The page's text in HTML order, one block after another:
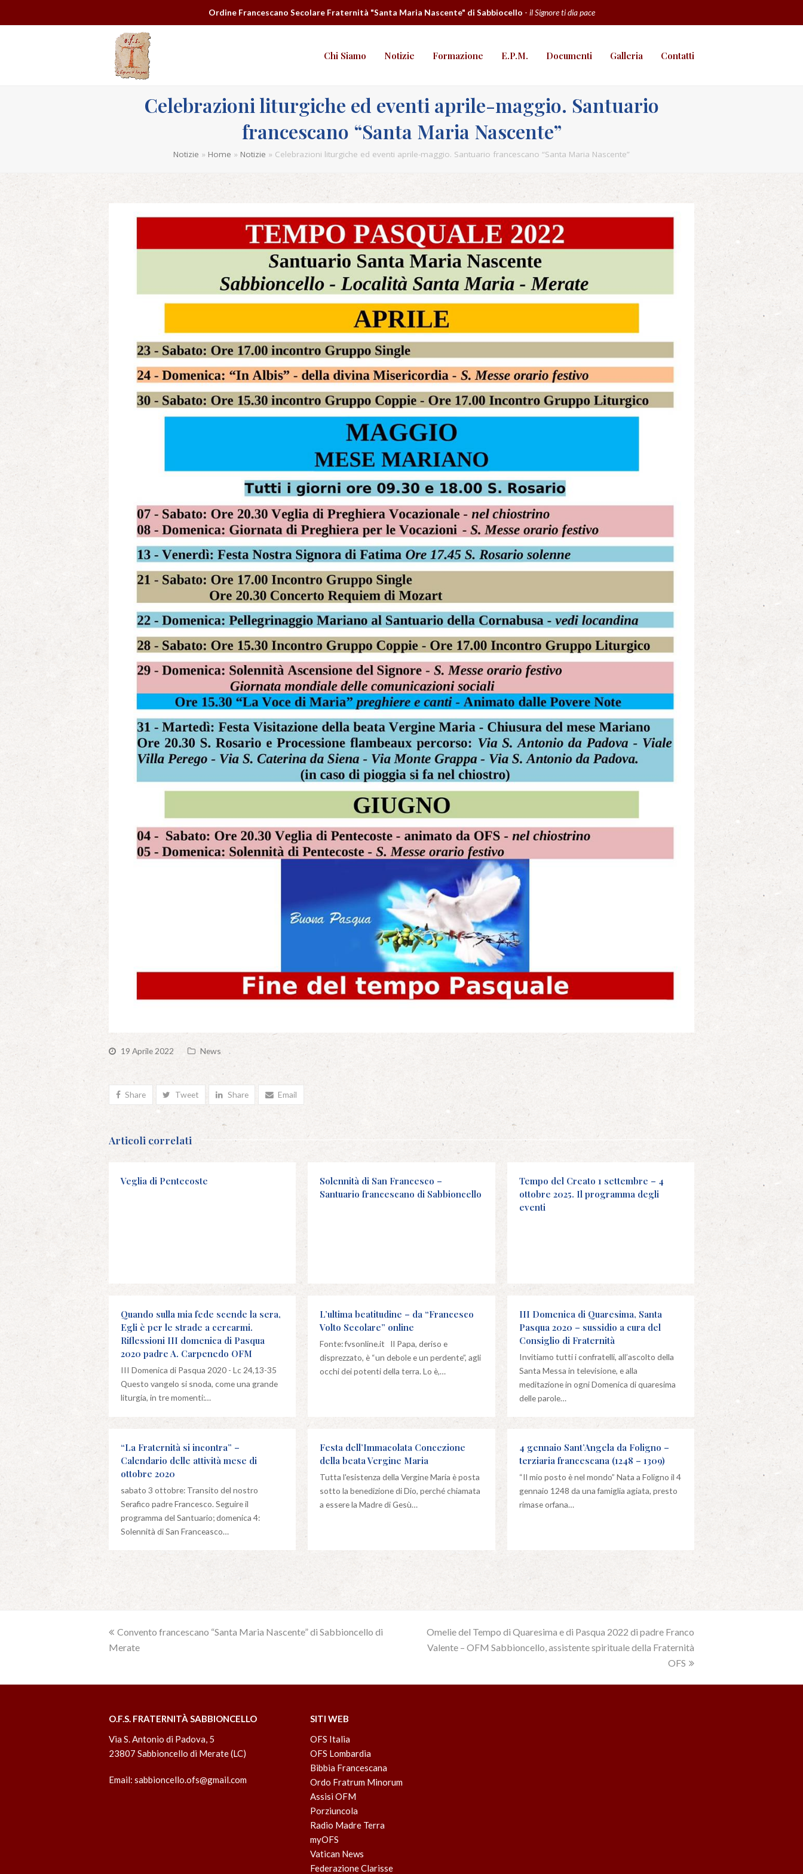
Ordine Francescano Secolare Fraternità "Santa Maria Nascente" di Sabbiocello - il Signore ti dia pace
Chi Siamo Notizie Formazione E.P.M. Documenti Galleria Contatti
Celebrazioni liturgiche ed eventi aprile-maggio. Santuario
francescano “Santa Maria Nascente”
Notizie » Home » Notizie » Celebrazioni liturgiche ed eventi aprile-maggio. Santuario francescano “Santa Maria Nascente”
19 Aprile 2022 News
Share Tweet Share Email
Articoli correlati
Veglia di Pentecoste
Solennità di San Francesco –
Santuario francescano di Sabbioncello
Tempo del Creato 1 settembre – 4
ottobre 2025. Il programma degli
eventi
Quando sulla mia fede scende la sera,
Egli è per le strade a cercarmi.
Riflessioni III domenica di Pasqua
2020 padre A. Carpenedo OFM
III Domenica di Pasqua 2020 - Lc 24,13-35
Questo vangelo si snoda, come una grande
liturgia, in tre momenti:…
L’ultima beatitudine – da “Francesco
Volto Secolare” online
Fonte: fvsonline.it Il Papa, deriso e
disprezzato, è “un debole e un perdente”, agli
occhi dei potenti della terra. Lo è,…
III Domenica di Quaresima, Santa
Pasqua 2020 – sussidio a cura del
Consiglio di Fraternità
Invitiamo tutti i confratelli, all’ascolto della
Santa Messa in televisione, e alla
meditazione in ogni Domenica di quaresima
delle parole…
“La Fraternità si incontra” –
Calendario delle attività mese di
ottobre 2020
sabato 3 ottobre: Transito del nostro
Serafico padre Francesco. Seguire il
programma del Santuario; domenica 4:
Solennità di San Franceasco…
Festa dell’Immacolata Concezione
della beata Vergine Maria
Tutta l'esistenza della Vergine Maria è posta
sotto la benedizione di Dio, perché chiamata
a essere la Madre di Gesù…
4 gennaio Sant’Angela da Foligno –
terziaria francescana (1248 – 1309)
“Il mio posto è nel mondo” Nata a Foligno il 4
gennaio 1248 da una famiglia agiata, presto
rimase orfana…
previous
post:
Convento francescano “Santa Maria Nascente” di Sabbioncello di
Merate
next
post:
Omelie del Tempo di Quaresima e di Pasqua 2022 di padre Franco
Valente – OFM Sabbioncello, assistente spirituale della Fraternità
OFS
O.F.S. FRATERNITÀ SABBIONCELLO
Via S. Antonio di Padova, 5
23807 Sabbioncello di Merate (LC)
Email: sabbioncello.ofs@gmail.com
SITI WEB
OFS Italia
OFS Lombardia
Bibbia Francescana
Ordo Fratrum Minorum
Assisi OFM
Porziuncola
Radio Madre Terra
myOFS
Vatican News
Federazione Clarisse